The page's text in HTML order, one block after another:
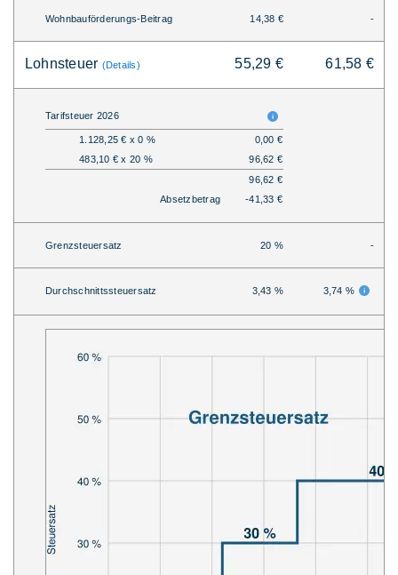
Wohnbauförderungs-Beitrag 14,38 € -
Lohnsteuer (Details) 55,29 € 61,58 €
Tarifsteuer 2026
1.128,25 € x 0 %
0,00 €
483,10 € x 20 %
96,62 €
96,62 €
Absetzbetrag
-41,33 €
Grenzsteuersatz 20 % -
Durchschnittssteuersatz 3,43 % 3,74 %